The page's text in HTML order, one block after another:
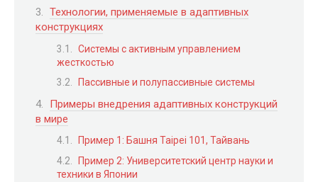
Технологии, применяемые в адаптивных
конструкциях
Системы с активным управлением
жесткостью
Пассивные и полупассивные системы
Примеры внедрения адаптивных конструкций
в мире
Пример 1: Башня Taipei 101, Тайвань
Пример 2: Университетский центр науки и
техники в Японии